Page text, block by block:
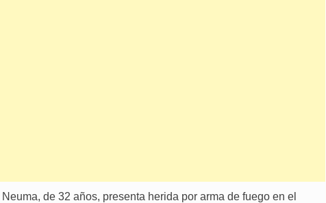
de 32 años, presenta herida por arma de fuego en el